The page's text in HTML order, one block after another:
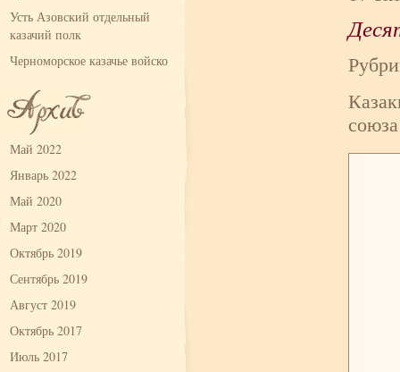
Усть Азовский отдельный
казачий полк
Черноморское казачье войско
Май 2022
Январь 2022
Май 2020
Март 2020
Октябрь 2019
Сентябрь 2019
Август 2019
Октябрь 2017
Июль 2017